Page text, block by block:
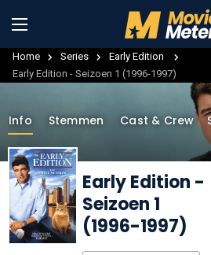
Home Series
Early Edition
Early Edition - Seizoen 1 (1996-1997)
Info Stemmen Cast & Crew
Early Edition -
Seizoen 1
(1996-1997)